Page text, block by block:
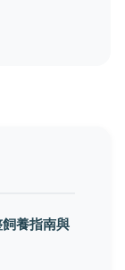
養指南與